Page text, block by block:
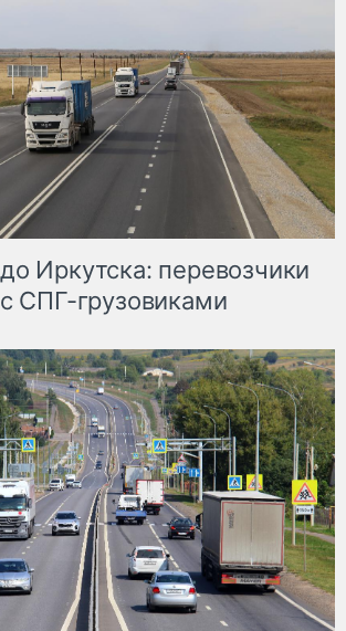
Иркутска: перевозчики
СПГ-грузовиками